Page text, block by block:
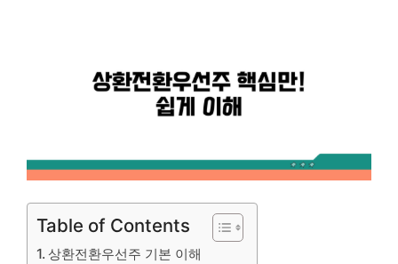
Table of Contents
상환전환우선주 기본 이해